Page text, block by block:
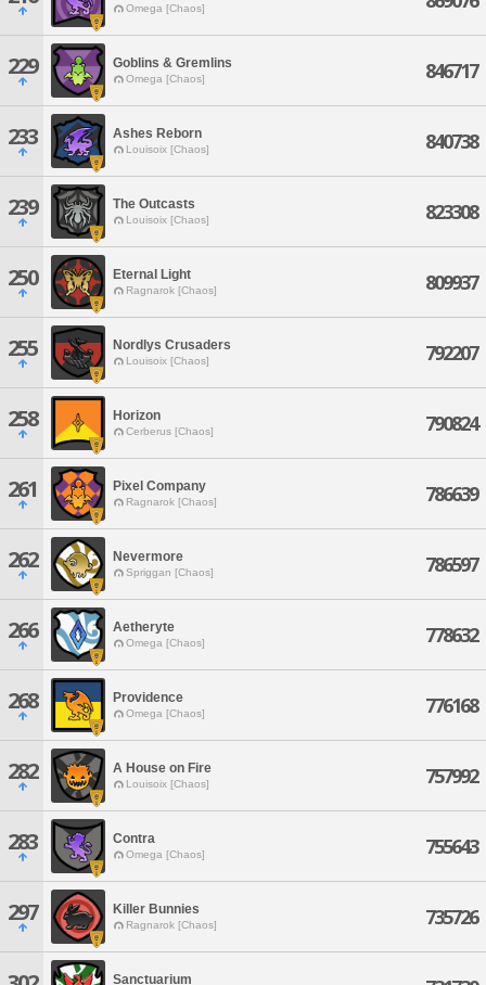
Omega [Chaos]
229 Goblins & Gremlins
Omega [Chaos] 846717
233 Ashes Reborn
Louisoix [Chaos] 840738
239 The Outcasts
Louisoix [Chaos] 823308
250 Eternal Light
Ragnarok [Chaos] 809937
255 Nordlys Crusaders
Louisoix [Chaos] 792207
258 Horizon
Cerberus [Chaos] 790824
261 Pixel Company
Ragnarok [Chaos] 786639
262 Nevermore
Spriggan [Chaos] 786597
266 Aetheryte
Omega [Chaos] 778632
268 Providence
Omega [Chaos] 776168
282 A House on Fire
Louisoix [Chaos] 757992
283 Contra
Omega [Chaos] 755643
297 Killer Bunnies
Ragnarok [Chaos] 735726
Sanctuarium